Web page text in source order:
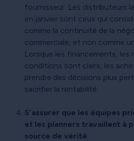
fournisseur. Les distributeurs
en janvier sont ceux qui
comme la continuité de la
commerciale, et non comme
Lorsque les financements, les
conditions sont clairs, les
prendre des décisions plus
sacrifier la rentabilité.
S’assurer que les équipes
et les planners travaillent à
source de vérité